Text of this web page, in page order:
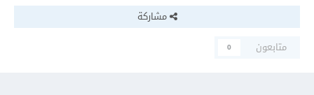
مشاركة
متابعون
0